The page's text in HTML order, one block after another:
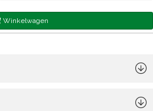
Winkelwagen